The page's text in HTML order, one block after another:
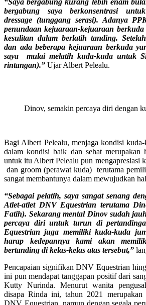
“Saya bergabung kurang lebih enam
bergabung saya berkonsentrasi
dressage (tunggang serasi). Adanya
penundaan kejuaraan-kejuaraan berkuda
kesulitan dalam berlatih tanding.
dan ada beberapa kejuaraan berkuda
saya mulai melatih kuda-kuda untuk
rintangan).” Ujar Albert Pelealu.
Dinov, semakin percaya diri dengan
Bagi Albert Pelealu, menjaga kondisi kuda-
dalam kondisi baik dan sehat merupakan
untuk itu Albert Pelealu pun mengapresiasi
dan groom (perawat kuda) terutama
sangat membantunya dalam mewujudkan
“Sebagai pelatih, saya sangat senang
Atlet-atlet DNV Equestrian terutama
Fatih). Sekarang mental Dinov sudah
percaya diri untuk turun di
Equestrian juga memiliki kuda-kuda
harap kedepannya kami akan
bertanding di kelas-kelas atas tersebut,”
Pencapaian signifikan DNV Equestrian
ini pun mendapat tanggapan positif dari
Kutty Nurinda. Menurut wanita
disapa Rinda ini, tahun 2021
DNV Equestrian, namun dengan segala